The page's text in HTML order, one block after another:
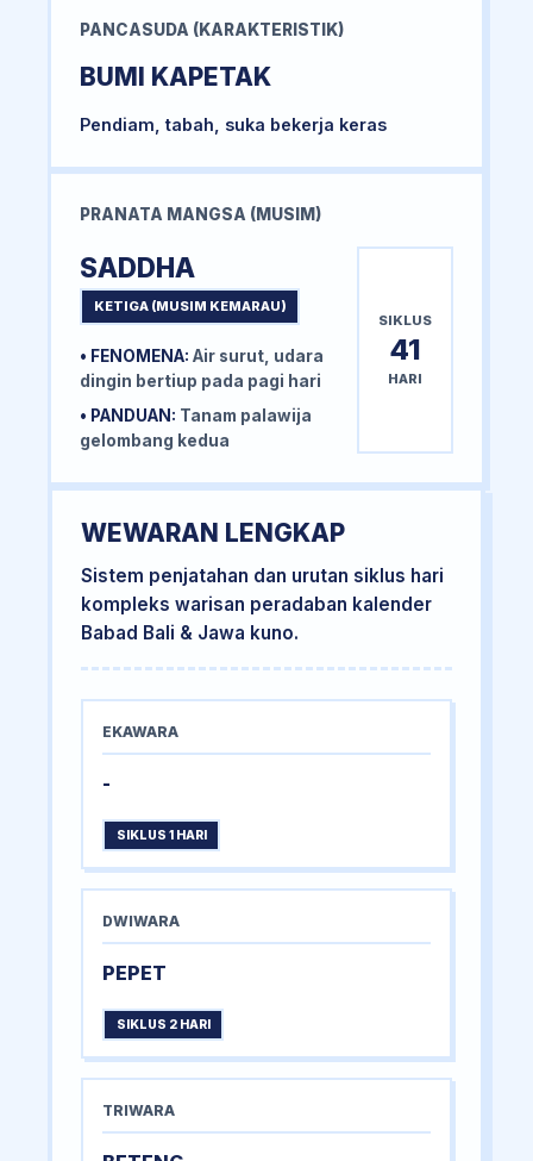
PANCASUDA (KARAKTERISTIK)
BUMI KAPETAK
Pendiam, tabah, suka bekerja keras
PRANATA MANGSA (MUSIM)
SADDHA
KETIGA (MUSIM KEMARAU)
• FENOMENA: Air surut, udara
dingin bertiup pada pagi hari
• PANDUAN: Tanam palawija
gelombang kedua
SIKLUS
41
HARI
WEWARAN LENGKAP
Sistem penjatahan dan urutan siklus hari
kompleks warisan peradaban kalender
Babad Bali & Jawa kuno.
EKAWARA
-
SIKLUS 1 HARI
DWIWARA
PEPET
SIKLUS 2 HARI
TRIWARA